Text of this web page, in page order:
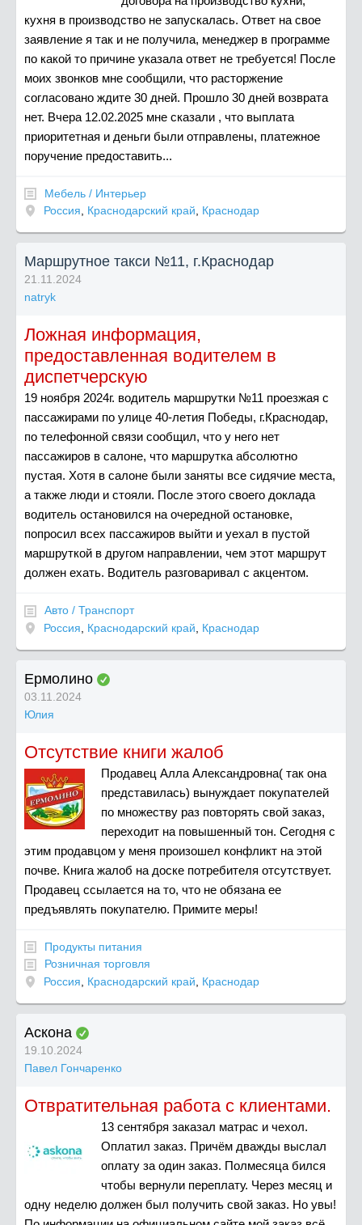
кухня в производство не запускалась. Ответ на свое
заявление я так и не получила, менеджер в программе
по какой то причине указала ответ не требуется! После
моих звонков мне сообщили, что расторжение
согласовано ждите 30 дней. Прошло 30 дней возврата
нет. Вчера 12.02.2025 мне сказали , что выплата
приоритетная и деньги были отправлены, платежное
поручение предоставить...
Мебель / Интерьер
Россия
Краснодарский край Краснодар
Маршрутное такси №11, г.Краснодар
21.11.2024
natryk
Ложная информация,
предоставленная водителем в
диспетчерскую
19 ноября 2024г. водитель маршрутки №11 проезжая с
пассажирами по улице 40-летия Победы, г.Краснодар,
по телефонной связи сообщил, что у него нет
пассажиров в салоне, что маршрутка абсолютно
пустая. Хотя в салоне были заняты все сидячие места,
а также люди и стояли. После этого своего доклада
водитель остановился на очередной остановке,
попросил всех пассажиров выйти и уехал в пустой
маршруткой в другом направлении, чем этот маршрут
должен ехать. Водитель разговаривал с акцентом.
Авто / Транспорт
Россия
Краснодарский край Краснодар
Ермолино
03.11.2024
Юлия
Отсутствие книги жалоб
Продавец Алла Александровна( так она
представилась) вынуждает покупателей
по множеству раз повторять свой заказ,
переходит на повышенный тон. Сегодня с
этим продавцом у меня произошел конфликт на этой
почве. Книга жалоб на доске потребителя отсутствует.
Продавец ссылается на то, что не обязана ее
предъявлять покупателю. Примите меры!
Продукты питания
Розничная торговля
Россия
Краснодарский край Краснодар
Аскона
19.10.2024
Павел Гончаренко
Отвратительная работа с клиентами.
13 сентября заказал матрас и чехол.
Оплатил заказ. Причём дважды выслал
оплату за один заказ. Полмесяца бился
чтобы вернули переплату. Через месяц и
одну неделю должен был получить свой заказ. Но увы!